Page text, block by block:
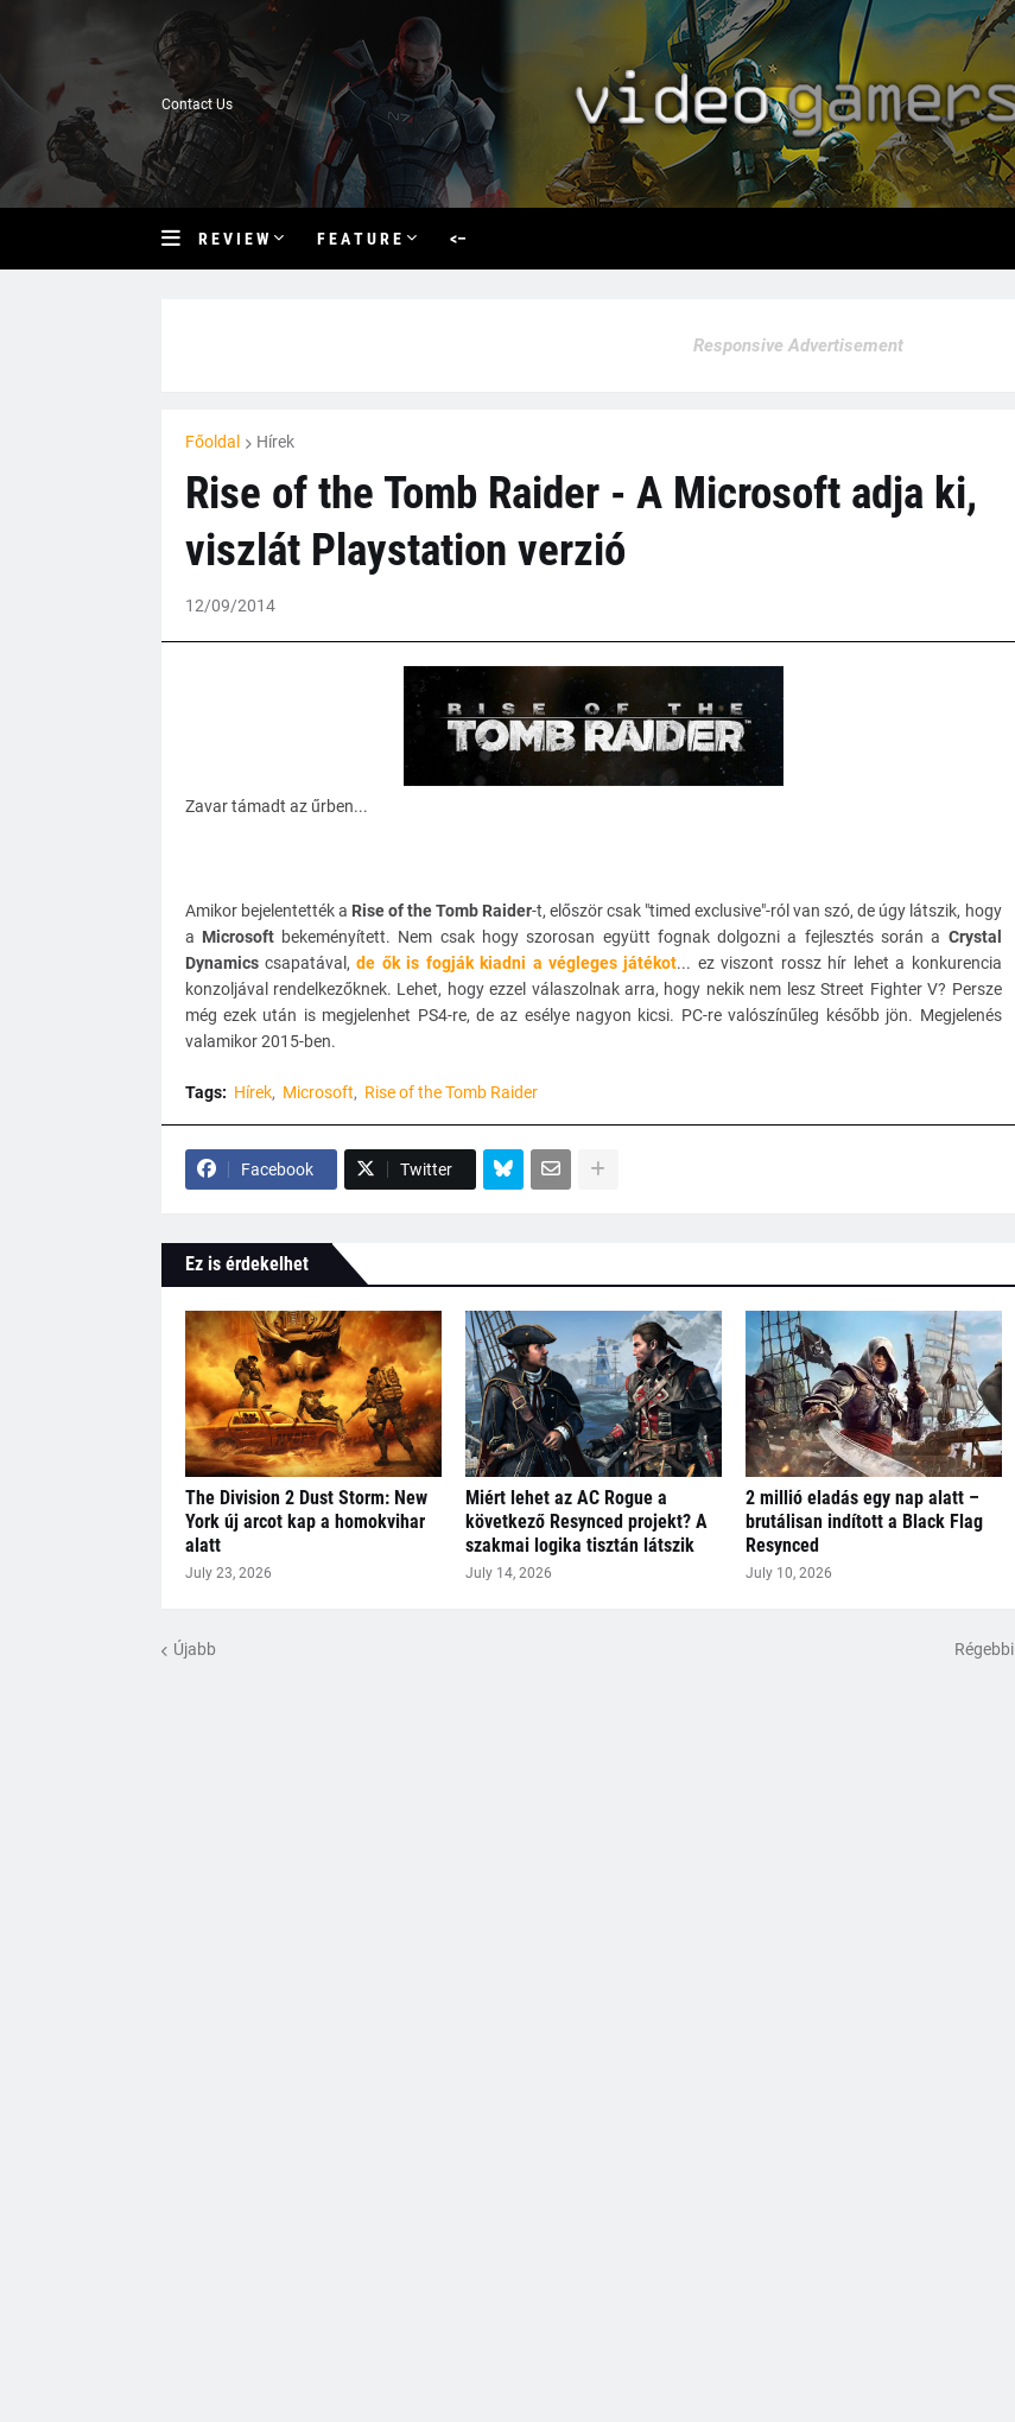
Contact Us
R E V I E W F E A T U R E <–
Responsive Advertisement
Főoldal Hírek
Rise of the Tomb Raider - A Microsoft adja ki,
viszlát Playstation verzió
12/09/2014
Zavar támadt az űrben...
Amikor bejelentették a Rise of the Tomb Raider-t, először csak "timed exclusive"-ról van szó, de úgy látszik, hogy
a Microsoft bekeményített. Nem csak hogy szorosan együtt fognak dolgozni a fejlesztés során a Crystal
Dynamicscsapatával,de ők is fogják kiadni a végleges játékot... ez viszont rossz hír lehet a konkurencia
konzoljával rendelkezőknek. Lehet, hogy ezzel válaszolnak arra, hogy nekik nem lesz Street Fighter V? Persze
még ezek után is megjelenhet PS4-re, de az esélye nagyon kicsi. PC-re valószínűleg később jön. Megjelenés
valamikor 2015-ben.
Tags: Hírek Microsoft Rise of the Tomb Raider
Facebook Twitter
Ez is érdekelhet
The Division 2 Dust Storm: New
York új arcot kap a homokvihar
alatt
July 23, 2026
Miért lehet az AC Rogue a
következő Resynced projekt? A
szakmai logika tisztán látszik
July 14, 2026
2 millió eladás egy nap alatt –
brutálisan indított a Black Flag
Resynced
July 10, 2026
Újabb Régebbi